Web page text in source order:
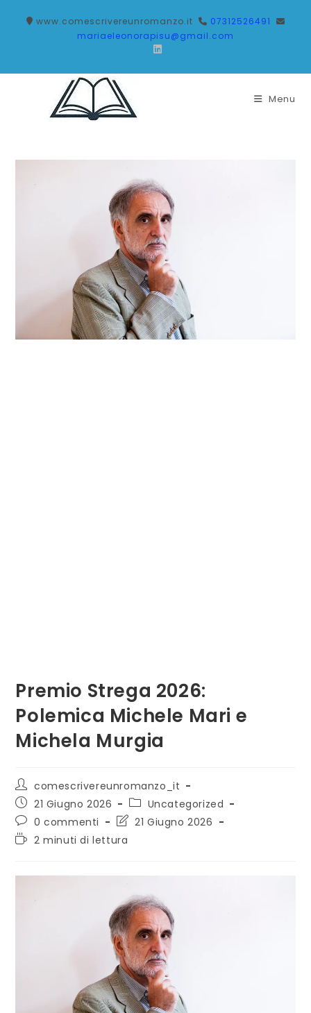
www.comescrivereunromanzo.it
07312526491
mariaeleonorapisu@gmail.com
Menu
Premio Strega 2026:
Polemica Michele Mari e
Michela Murgia
Autore
dell'articolo:
comescrivereunromanzo_it
Articolo
pubblicato:
21 Giugno 2026
Categoria
dell'articolo:
Uncategorized
Commenti
dell'articolo:
0 commenti
Ultima
dell'articolo:
21 Giugno 2026
Tempo2 minuti di lettura